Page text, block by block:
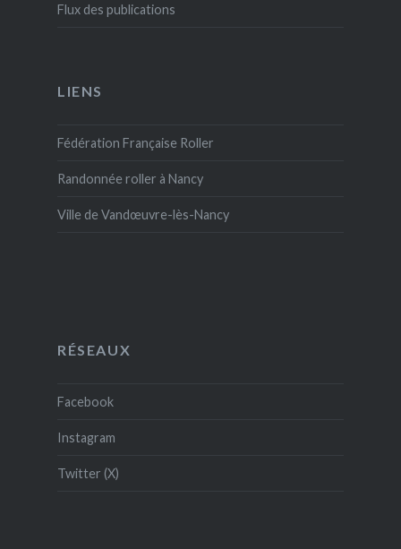
Flux des publications
LIENS
Fédération Française Roller
Randonnée roller à Nancy
Ville de Vandœuvre-lès-Nancy
RÉSEAUX
Facebook
Instagram
Twitter (X)